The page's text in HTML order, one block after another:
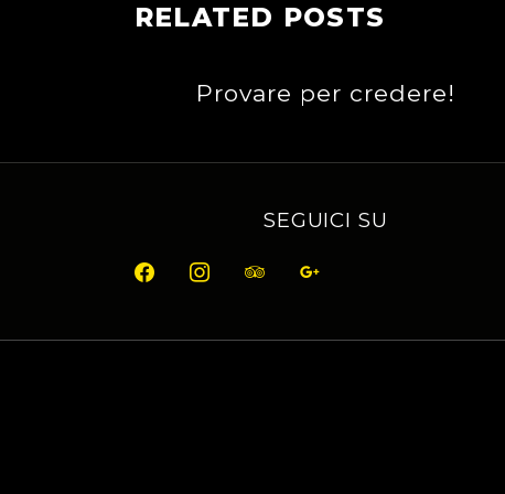
RELATED POSTS
Provare per credere!
SEGUICI SU
facebookinstagram google